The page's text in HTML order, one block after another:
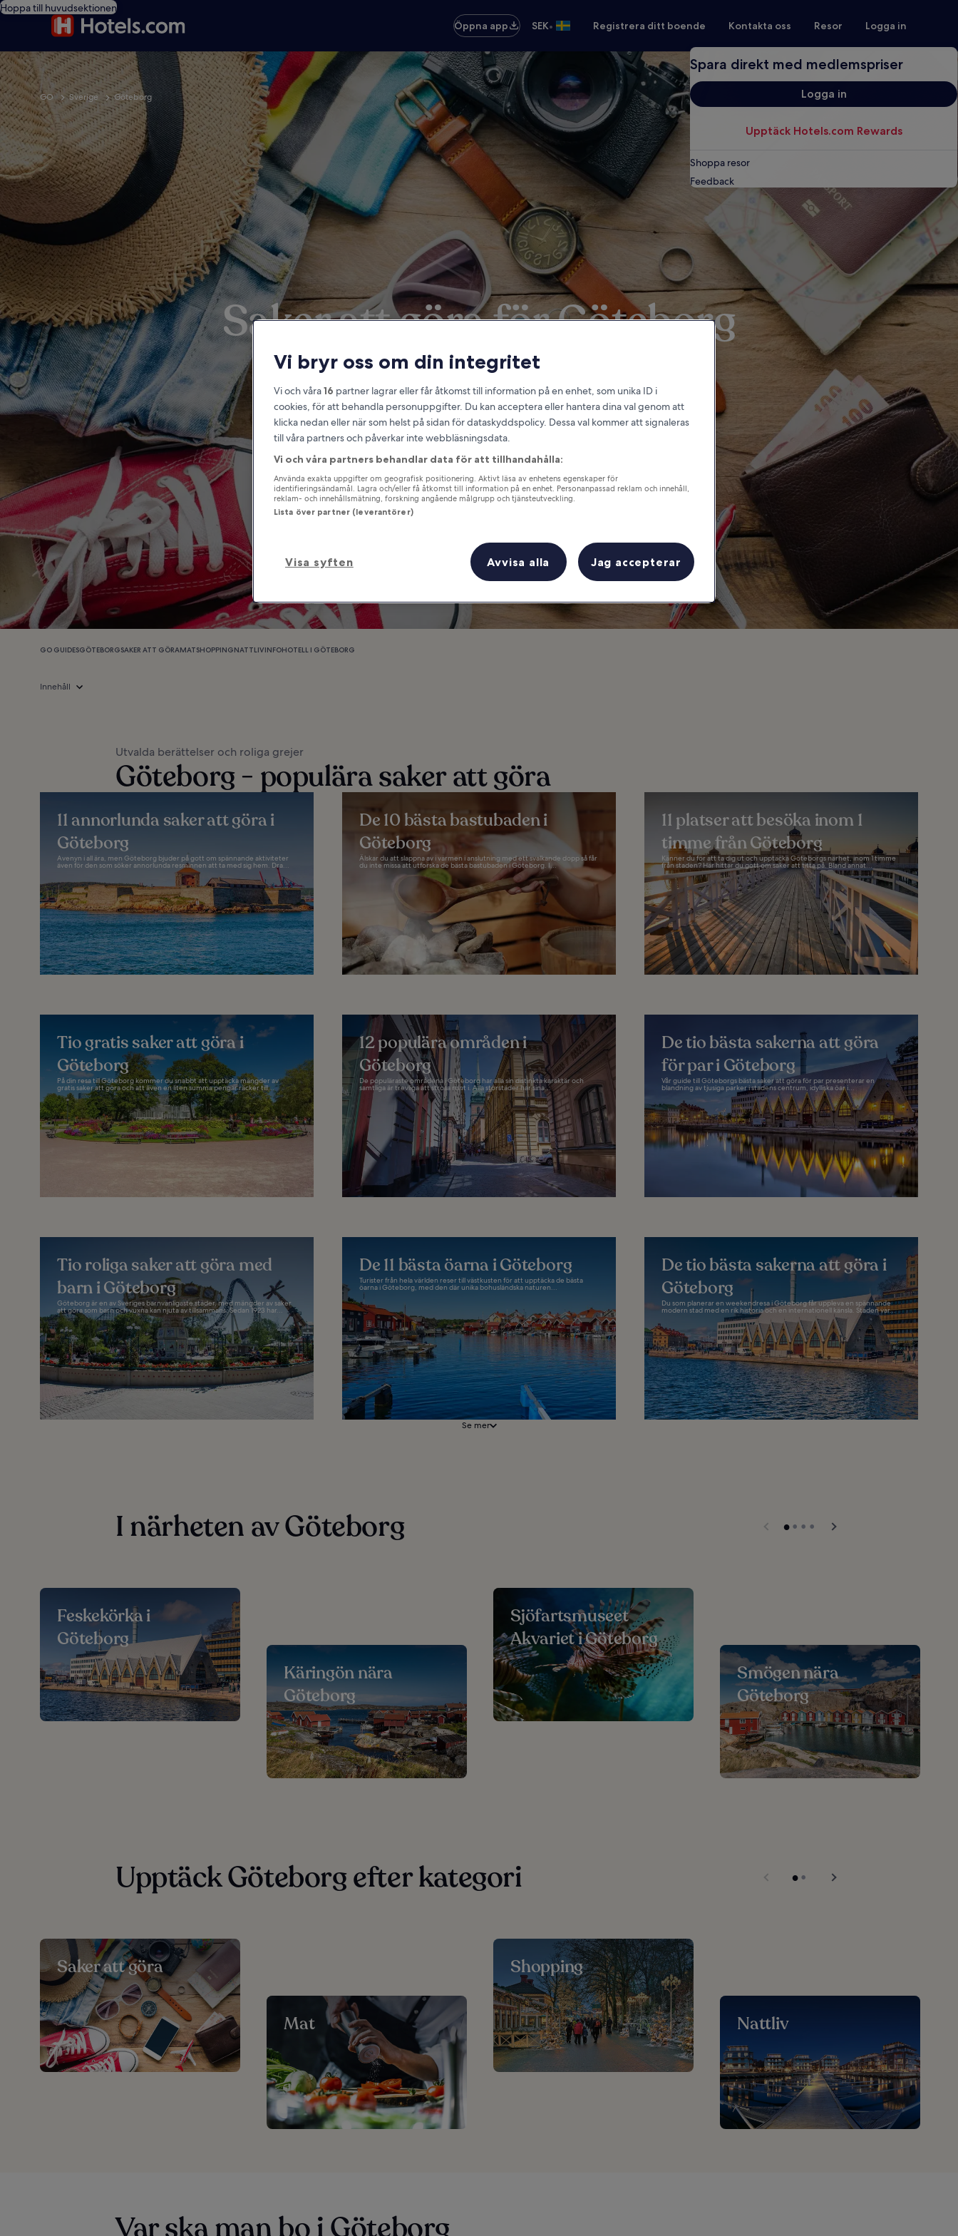
Hoppa till huvudsektionen
Öppna app
SEK• Registrera ditt boende Kontakta oss Resor Logga in
Spara direkt med medlemspriser
Logga in
Upptäck Hotels.com Rewards
Shoppa resor
Feedback
GO Sverige Göteborg
Saker att göra för Göteborg
Reseguide Göteborg
GO GUIDESGÖTEBORGSAKER ATT GÖRAMATSHOPPINGNATTLIVINFOHOTELL I GÖTEBORG
Innehåll
Utvalda berättelser och roliga grejer
Göteborg - populära saker att göra
11 annorlunda saker att göra i
Göteborg
Avenyn i all ära, men Göteborg bjuder på gott om spännande aktiviteter
även för den som söker annorlunda resminnen att ta med sig hem. Dra...
De 10 bästa bastubaden i
Göteborg
Älskar du att slappna av i värmen i anslutning med ett svalkande dopp så får
du inte missa att utforska de bästa bastubaden i Göteborg. I...
11 platser att besöka inom 1
timme från Göteborg
Känner du för att ta dig ut och upptäcka Göteborgs närhet, inom 1 timme
från staden? Här hittar du gott om saker att titta på. Bland annat...
Tio gratis saker att göra i
Göteborg
På din resa till Göteborg kommer du snabbt att upptäcka mängder av
gratis saker att göra och att även en liten summa pengar räcker till...
12 populära områden i
Göteborg
De populäraste områdena i Göteborg har alla sin distinkta karaktär och
samtliga är trevliga att strosa runt i. Alla storstäder har sina...
De tio bästa sakerna att göra
för par i Göteborg
Vår guide till Göteborgs bästa saker att göra för par presenterar en
blandning av tjusiga parker i stadens centrum, idylliska öar i...
Tio roliga saker att göra med
barn i Göteborg
Göteborg är en av Sveriges barnvänligaste städer, med mängder av saker
att göra som barn och vuxna kan njuta av tillsammans. Sedan 1923 har...
De 11 bästa öarna i Göteborg
Turister från hela världen reser till västkusten för att upptäcka de bästa
öarna i Göteborg, med den där unika bohusländska naturen...
De tio bästa sakerna att göra i
Göteborg
Du som planerar en weekendresa i Göteborg får uppleva en spännande
modern stad med en rik historia och en internationell känsla. Staden var...
Se mer
I närheten av Göteborg
Feskekörka i
Göteborg
Käringön nära
Göteborg
Sjöfartsmuseet
Akvariet i Göteborg
Smögen nära
Göteborg
Upptäck Göteborg efter kategori
Saker att göra
Mat
Shopping
Nattliv
Vi bryr oss om din integritet
Vi och våra16 partner lagrar eller får åtkomst till information på en enhet, som unika ID i
cookies, för att behandla personuppgifter. Du kan acceptera eller hantera dina val genom att
klicka nedan eller när som helst på sidan för dataskyddspolicy. Dessa val kommer att signaleras
till våra partners och påverkar inte webbläsningsdata.
Vi och våra partners behandlar data för att tillhandahålla:
Använda exakta uppgifter om geografisk positionering. Aktivt läsa av enhetens egenskaper för
identifieringsändamål. Lagra och/eller få åtkomst till information på en enhet. Personanpassad reklam och innehåll,
reklam- och innehållsmätning, forskning angående målgrupp och tjänsteutveckling.
Lista över partner (leverantörer)
Visa syften Avvisa alla Jag accepterar